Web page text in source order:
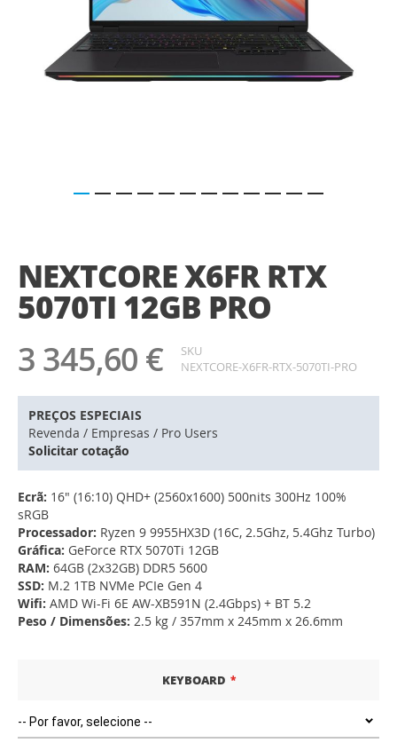
NEXTCORE X6FR RTX
5070TI 12GB PRO
3 345,60 €
SKU
NEXTCORE-X6FR-RTX-5070TI-PRO
PREÇOS ESPECIAIS
Revenda / Empresas / Pro Users
Solicitar cotação
Ecrã: 16" (16:10) QHD+ (2560x1600) 500nits 300Hz 100%
sRGB
Processador: Ryzen 9 9955HX3D (16C, 2.5Ghz, 5.4Ghz Turbo)
Gráfica: GeForce RTX 5070Ti 12GB
RAM: 64GB (2x32GB) DDR5 5600
SSD: M.2 1TB NVMe PCIe Gen 4
Wifi: AMD Wi-Fi 6E AW-XB591N (2.4Gbps) + BT 5.2
Peso / Dimensões: 2.5 kg / 357mm x 245mm x 26.6mm
KEYBOARD
início
da
Galeria
de